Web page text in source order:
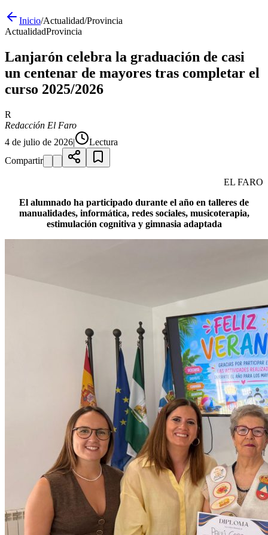
Inicio/Actualidad/Provincia
ActualidadProvincia
Lanjarón celebra la graduación de casi
un centenar de mayores tras completar el
curso 2025/2026
R
Redacción El Faro
4 de julio de 2026|
Lectura
Compartir
EL FARO
El alumnado ha participado durante el año en talleres de
manualidades, informática, redes sociales, musicoterapia,
estimulación cognitiva y gimnasia adaptada